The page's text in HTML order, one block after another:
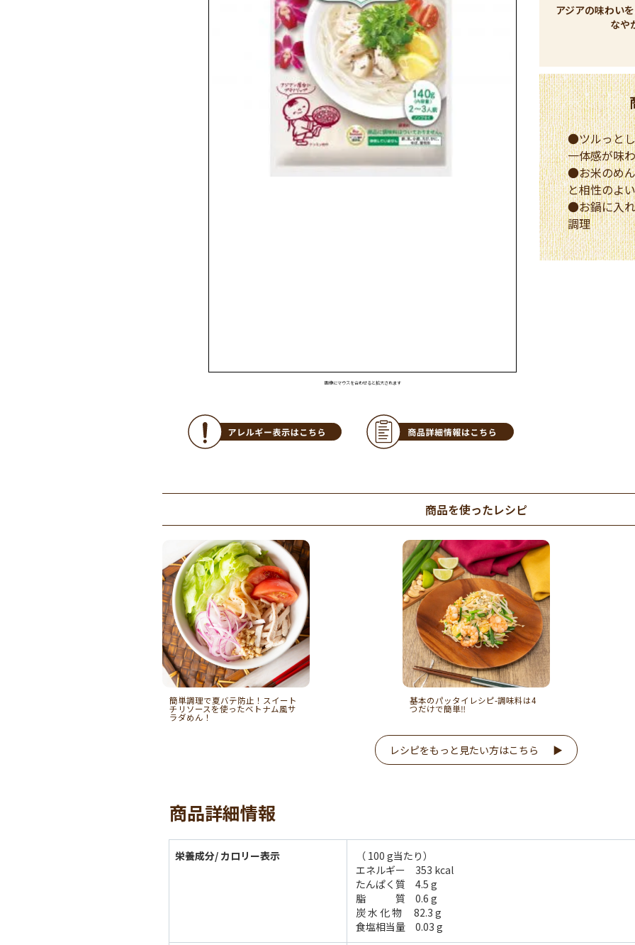
画像にマウスを合わせると拡大されます
アジアの味わい
なや
●ツルっと
一体感が味
●お米のめ
と相性のよ
●お鍋に入
調理
商品を使ったレシピ
簡単調理で夏バテ防止！スイート
チリソースを使ったベトナム風サ
ラダめん！
基本のパッタイレシピ-調味料は4
つだけで簡単‼
レシピをもっと見たい方はこちら
商品詳細情報
栄養成分/ カロリー表示
（ 100 g当たり）
エネルギー 353 kcal
たんぱく質 4.5 g
脂 質 0.6 g
炭 水 化 物 82.3 g
食塩相当量 0.03 g